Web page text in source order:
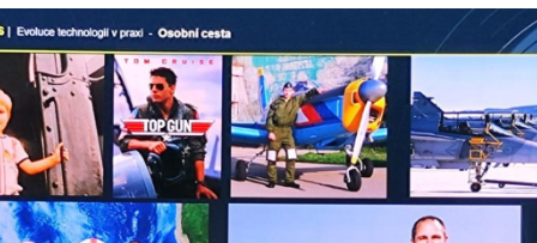
PC
pro Datová
a IT řešení
eBDX
D-Tube
jSPEC
stavu záruky
stavu zakázky
prodloužené podpory